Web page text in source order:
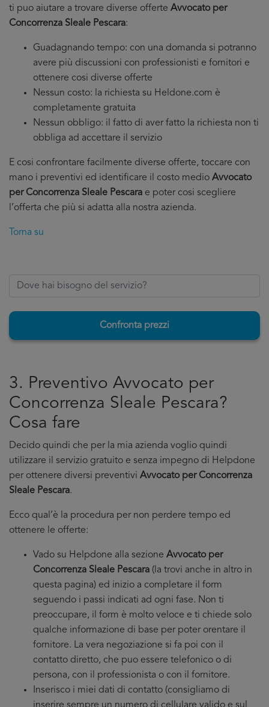
ti puo aiutare a trovare diverse offerte Avvocato per
Concorrenza Sleale Pescara:
Guadagnando tempo: con una domanda si potranno
avere più discussioni con professionisti e fornitori e
ottenere cosi diverse offerte
Nessun costo: la richiesta su Heldone.com è
completamente gratuita
Nessun obbligo: il fatto di aver fatto la richiesta non ti
obbliga ad accettare il servizio
E cosi confrontare facilmente diverse offerte, toccare con
mano i preventivi ed identificare il costo medio Avvocato
per Concorrenza Sleale Pescara e poter cosi scegliere
l’offerta che più si adatta alla nostra azienda.
Torna su
Confronta prezzi
3. Preventivo Avvocato per
Concorrenza Sleale Pescara?
Cosa fare
Decido quindi che per la mia azienda voglio quindi
utilizzare il servizio gratuito e senza impegno di Helpdone
per ottenere diversi preventivi Avvocato per Concorrenza
Sleale Pescara.
Ecco qual’è la procedura per non perdere tempo ed
ottenere le offerte:
Vado su Helpdone alla sezione Avvocato per
Concorrenza Sleale Pescara (la trovi anche in altro in
questa pagina) ed inizio a completare il form
seguendo i passi indicati ad ogni fase. Non ti
preoccupare, il form è molto veloce e ti chiede solo
qualche informazione di base per poter orentare il
fornitore. La vera negoziazione si fa poi con il
contatto diretto, che puo essere telefonico o di
persona, con il professionista o con il fornitore.
Inserisco i miei dati di contatto (consigliamo di